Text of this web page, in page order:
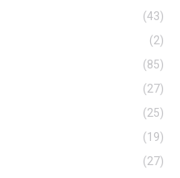
(43)
(2)
(85)
(27)
(25)
(19)
(27)